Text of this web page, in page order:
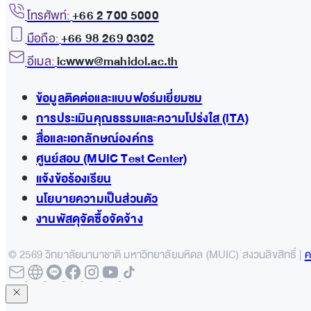
โทรศัพท์:+66 2 700 5000
มือถือ:+66 98 269 0302
อีเมล:icwww@mahidol.ac.th
ข้อมูลติดต่อและแบบฟอร์มเยี่ยมชม
การประเมินคุณธรรมและความโปร่งใส (ITA)
สื่อและเอกลักษณ์องค์กร
ศูนย์สอบ (MUIC Test Center)
แจ้งข้อร้องเรียน
นโยบายความเป็นส่วนตัว
งานพัสดุจัดซื้อจัดจ้าง
© 2569 วิทยาลัยนานาชาติ มหาวิทยาลัยมหิดล (MUIC) สงวนลิขสิทธิ์ |